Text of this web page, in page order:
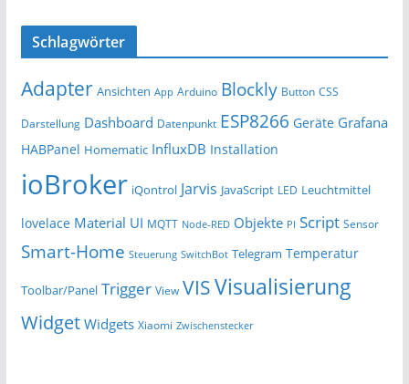
Schlagwörter
Adapter Ansichten App Arduino Blockly Button CSS
Darstellung Dashboard Datenpunkt ESP8266 Geräte Grafana
HABPanel Homematic InfluxDB Installation
ioBroker iQontrol Jarvis JavaScript LED Leuchtmittel
lovelace Material UI MQTT Node-RED Objekte PI Script Sensor
Smart-Home Steuerung SwitchBot Telegram Temperatur
Toolbar/Panel Trigger View VISVisualisierung
Widget Widgets Xiaomi Zwischenstecker